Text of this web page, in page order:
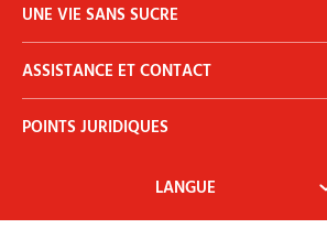
Histoire
Qu’est-ce que l’érythritol?
Bulletin d’information
UNE VIE SANS SUCRE
ASSISTANCE ET CONTACT
Mon compte
POINTS JURIDIQUES
Droit de rétractation